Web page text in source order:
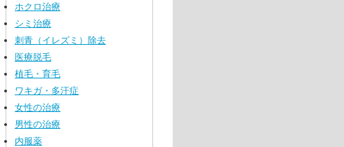
ホクロ治療
シミ治療
刺青（イレズミ）除去
医療脱毛
植毛・育毛
ワキガ・多汗症
女性の治療
男性の治療
内服薬